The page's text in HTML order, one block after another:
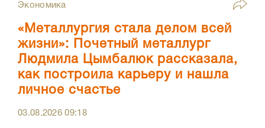
Экономика
«Металлургия стала делом всей
жизни»: Почетный металлург
Людмила Цымбалюк рассказала,
как построила карьеру и нашла
личное счастье
03.08.202609:18